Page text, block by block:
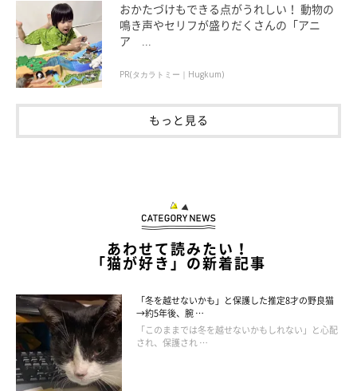
はい、もう１枚！
おかたづけもできる点がうれしい！ 動物の
鳴き声やセリフが盛りだくさんの「アニ
ア ...
PR(タカラトミー｜Hugkum)
もっと見る
あわせて読みたい！
「猫が好き」の新着記事
「冬を越せないかも」と保護した推定8才の野良猫
→約5年後、腕 …
「このままでは冬を越せないかもしれない」と心配
され、保護され …